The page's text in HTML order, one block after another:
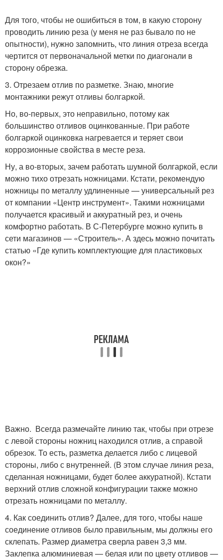
Для того, чтобы не ошибиться в том, в какую сторону
проводить линию реза (у меня не раз бывало по не
опытности), нужно запомнить, что линия отреза всегда
чертится от первоначальной метки по диагонали в
сторону обрезка.
3. Отрезаем отлив по разметке. Знаю, многие
монтажники режут отливы болгаркой.
Но, во-первых, это неправильно, потому как
большинство отливов оцинкованные. При работе
болгаркой оцинковка нагревается и теряет свои
коррозионные свойства в месте реза.
Ну, а во-вторых, зачем работать шумной болгаркой, если
можно тихо отрезать ножницами. Кстати, рекомендую
ножницы по металлу удлиненные — универсальный рез
от компании «Центр инструмент». Такими ножницами
получается красивый и аккуратный рез, и очень
комфортно работать. В С-Петербурге можно купить в
сети магазинов — «Строитель». А здесь можно почитать
статью «Где купить комплектующие для пластиковых
окон?»
Важно. Всегда размечайте линию так, чтобы при отрезе
с левой стороны ножниц находился отлив, а справой
обрезок. То есть, разметка делается либо с лицевой
стороны, либо с внутренней. (В этом случае линия реза,
сделанная ножницами, будет более аккуратной). Кстати
верхний отлив сложной конфигурации также можно
отрезать ножницами по металлу.
4. Как соединить отлив? Далее, для того, чтобы наше
соединение отливов было правильным, мы должны его
склепать. Размер диаметра сверла равен 3,3 мм.
Заклепка алюминиевая — белая или по цвету отливов —